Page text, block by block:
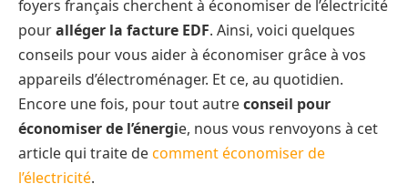
foyers français cherchent à économiser de l’électricité
pouralléger la facture EDF. Ainsi, voici quelques
conseils pour vous aider à économiser grâce à vos
appareils d’électroménager. Et ce, au quotidien.
Encore une fois, pour tout autreconseil pour
économiser de l’énergie, nous vous renvoyons à cet
article qui traite decomment économiser de
l’électricité.